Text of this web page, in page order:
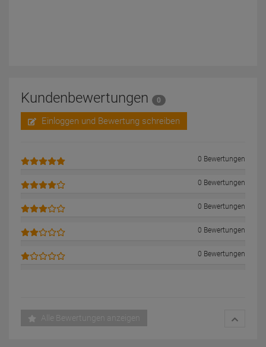
Kundenbewertungen 0
Einloggen und Bewertung schreiben
0 Bewertungen
0 Bewertungen
0 Bewertungen
0 Bewertungen
0 Bewertungen
Alle Bewertungen anzeigen